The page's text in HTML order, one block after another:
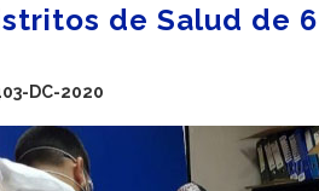
de Salud de
DC-2020